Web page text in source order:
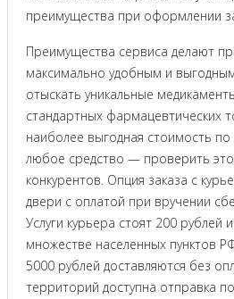
преимущества при оформлении
Преимущества сервиса делают
максимально удобным и
отыскать уникальные
стандартных фармацевтических
наиболее выгодная стоимость
любое средство — проверить
конкурентов. Опция заказа с
двери с оплатой при вручении
Услуги курьера стоят 200 рублей
множестве населенных пунктов
5000 рублей доставляются без
территорий доступна отправка